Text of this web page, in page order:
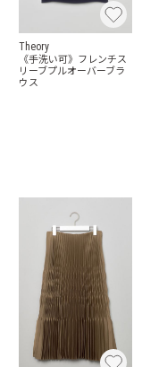
Theory
《手洗い可》フレンチス
リーブプルオーバーブラ
ウス